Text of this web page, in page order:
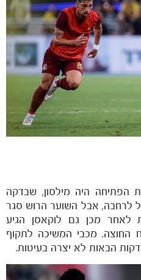
הפתיחה היה מילסון, שבדקה
לרחבה, אבל השוער הרוש סגר
והציל. 2 דקות לאחר מכן גם לוקאסן הגיע
החוצה. מכבי המשיכה לתקוף
הבאות לא יצרה בעיטות.